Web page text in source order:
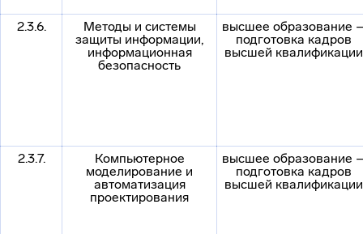
2.3.6.
Методы и системы
защиты информации,
информационная
безопасность
высшее образование
подготовка кадров
высшей квалификации
2.3.7.
Компьютерное
моделирование и
автоматизация
проектирования
высшее образование
подготовка кадров
высшей квалификации